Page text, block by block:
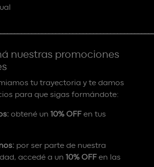
nuestras promociones
tu trayectoria y te damos
para que sigas formándote:
obtené un 10% OFF en tus
por ser parte de nuestra
accedé a un 10% OFF en las